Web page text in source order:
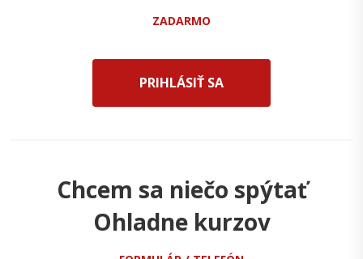
ZADARMO
PRIHLÁSIŤ SA
Chcem sa niečo spýtať
Ohladne kurzov